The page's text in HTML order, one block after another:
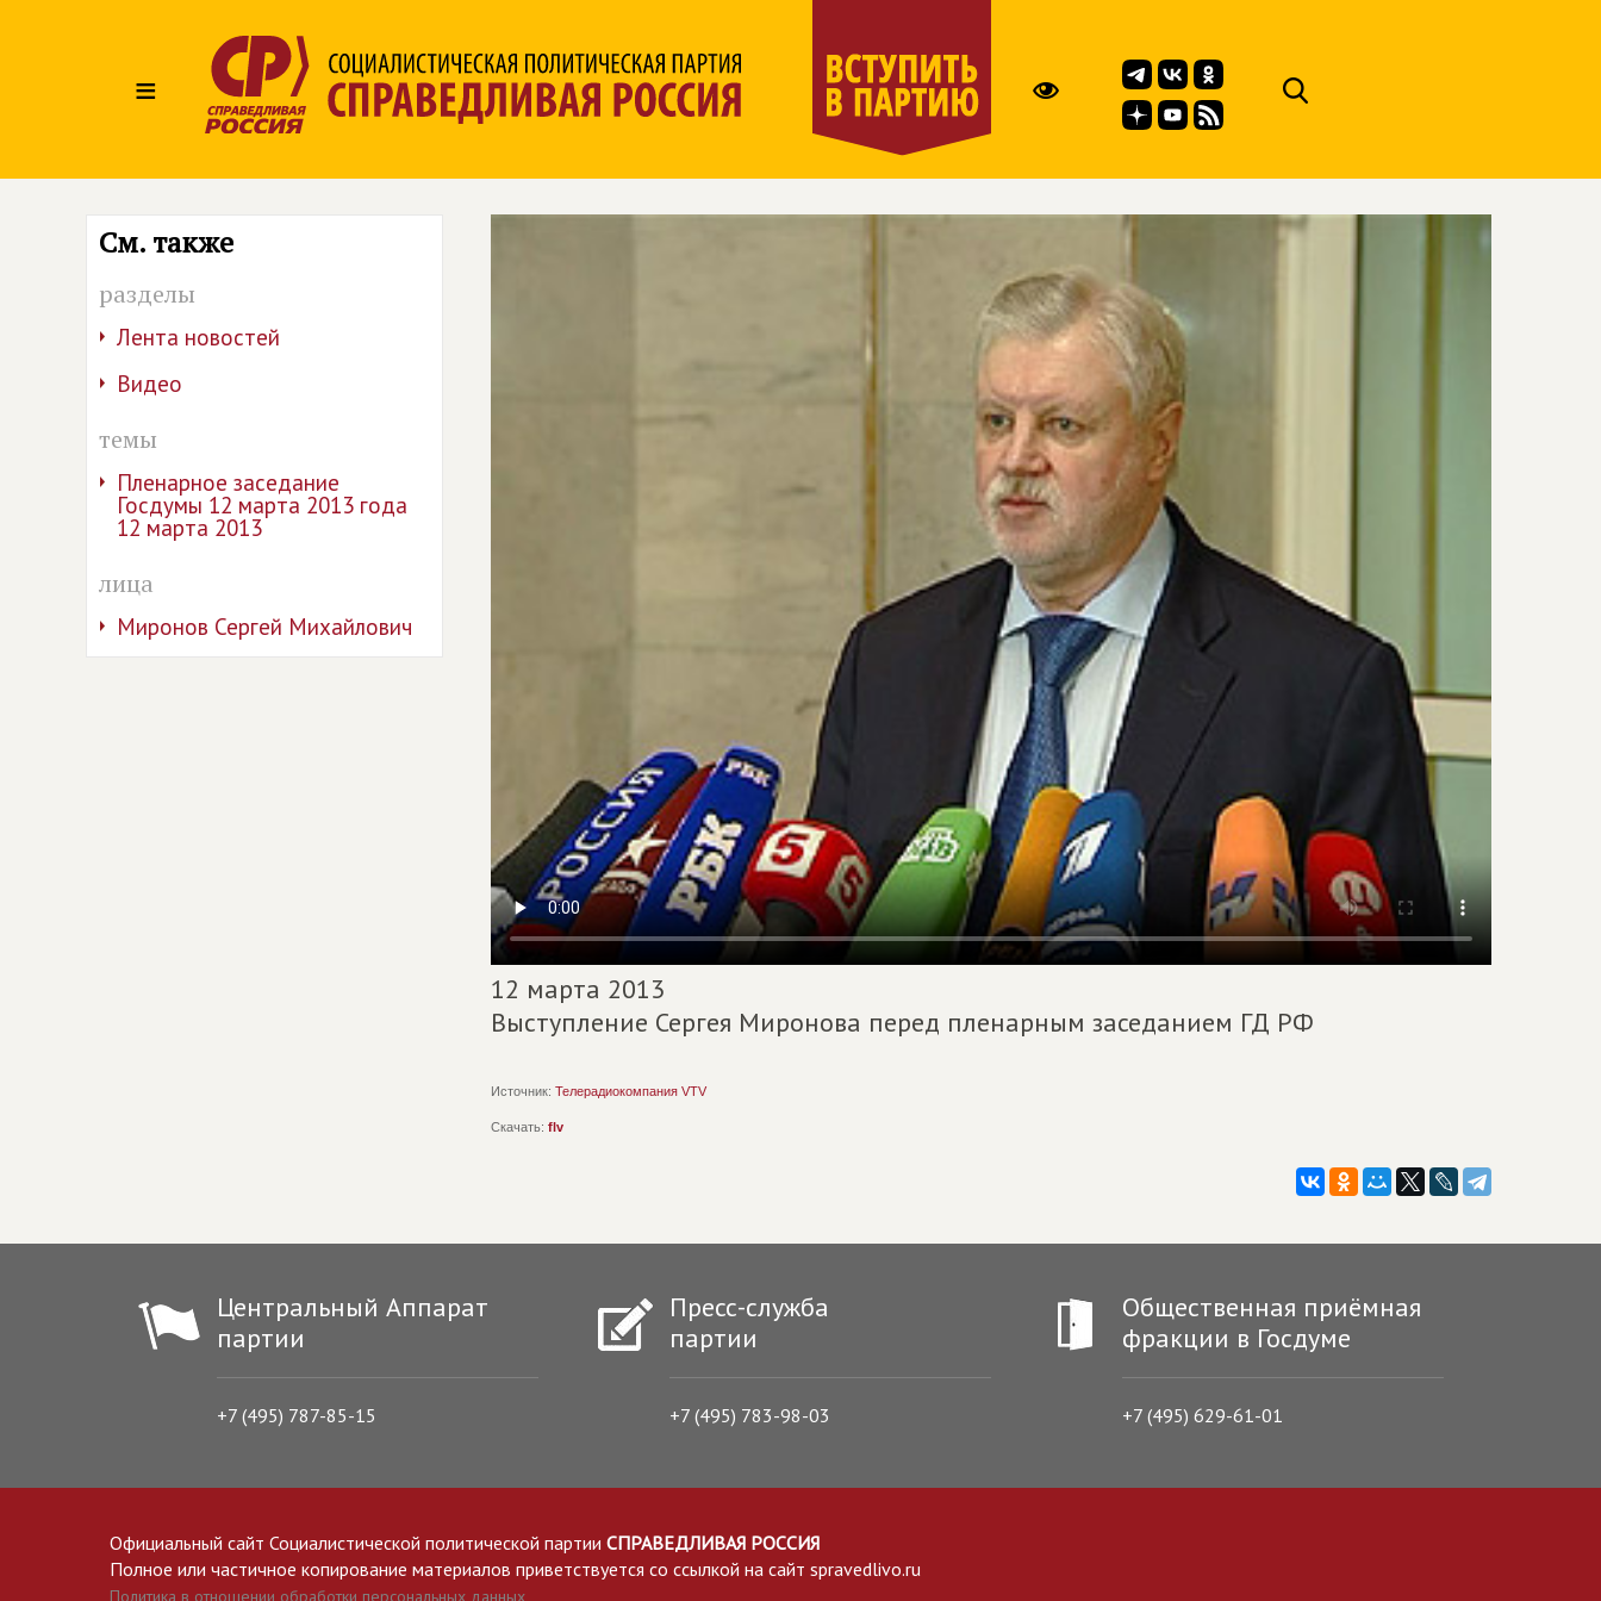
≡
См. также
разделы
Лента новостей
Видео
темы
Пленарное заседание
Госдумы 12 марта 2013 года
12 марта 2013
лица
Миронов Сергей Михайлович
12 марта 2013
Выступление Сергея Миронова перед пленарным заседанием ГД РФ
Источник: Телерадиокомпания VTV
Скачать: flv
Центральный Аппарат
партии
+7 (495) 787-85-15
Пресс-служба
партии
+7 (495) 783-98-03
Общественная приёмная
фракции в Госдуме
+7 (495) 629-61-01
Официальный сайт Социалистической политической партии СПРАВЕДЛИВАЯ РОССИЯ
Полное или частичное копирование материалов приветствуется со ссылкой на сайт spravedlivo.ru
Политика в отношении обработки персональных данных